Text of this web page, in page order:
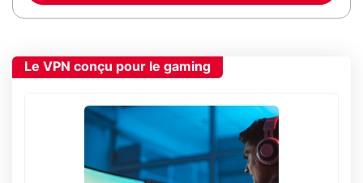
Le VPN conçu pour le gaming